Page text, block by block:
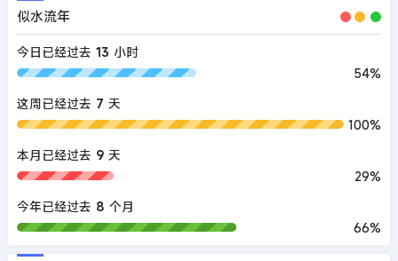
似水流年
今日已经过去 13 小时
54%
这周已经过去 7 天
100%
本月已经过去 9 天
29%
今年已经过去 8 个月
66%